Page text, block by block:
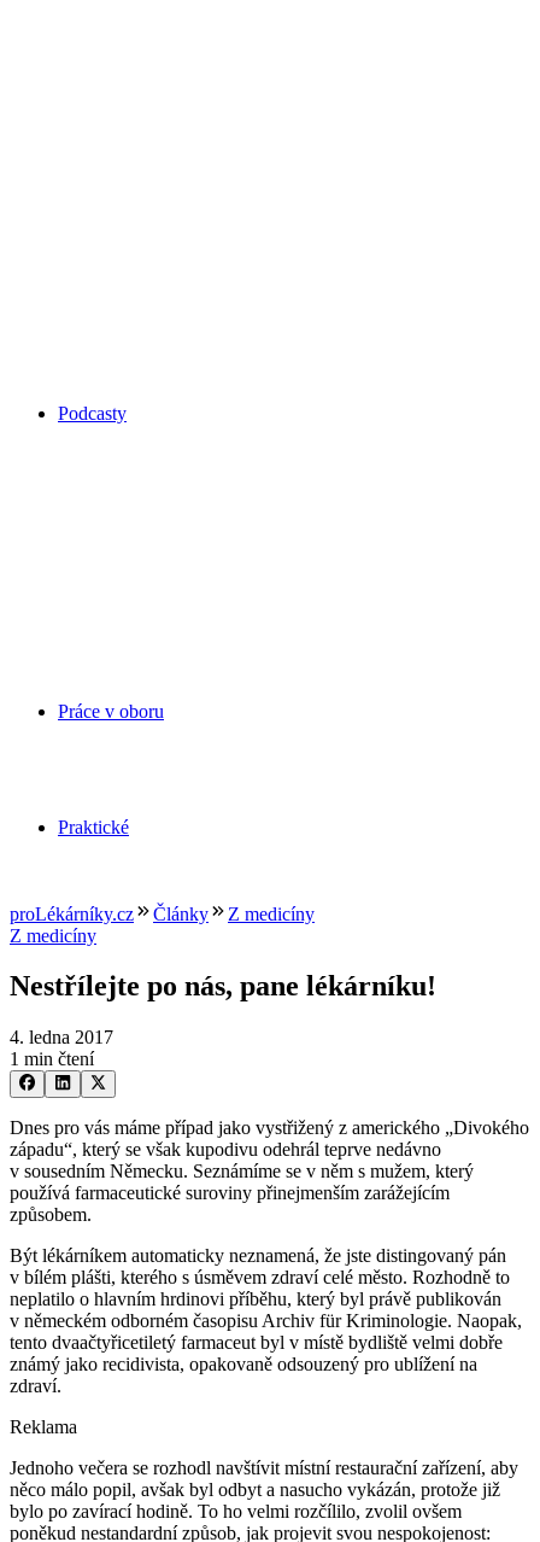
Podcasty
Práce v oboru
Praktické
proLékárníky.cz Články
Z medicíny
Z medicíny
Nestřílejte po nás, pane lékárníku!
4. ledna 2017
1 min čtení
Dnes pro vás máme případ jako vystřižený z amerického „Divokého
západu“, který se však kupodivu odehrál teprve nedávno
v sousedním Německu. Seznámíme se v něm s mužem, který
používá farmaceutické suroviny přinejmenším zarážejícím
způsobem.
Být lékárníkem automaticky neznamená, že jste distingovaný pán
v bílém plášti, kterého s úsměvem zdraví celé město. Rozhodně to
neplatilo o hlavním hrdinovi příběhu, který byl právě publikován
v německém odborném časopisu Archiv für Kriminologie. Naopak,
tento dvaačtyřicetiletý farmaceut byl v místě bydliště velmi dobře
známý jako recidivista, opakovaně odsouzený pro ublížení na
zdraví.
Reklama
Jednoho večera se rozhodl navštívit místní restaurační zařízení, aby
něco málo popil, avšak byl odbyt a nasucho vykázán, protože již
bylo po zavírací hodině. To ho velmi rozčílilo, zvolil ovšem
poněkud nestandardní způsob, jak projevit svou nespokojenost: